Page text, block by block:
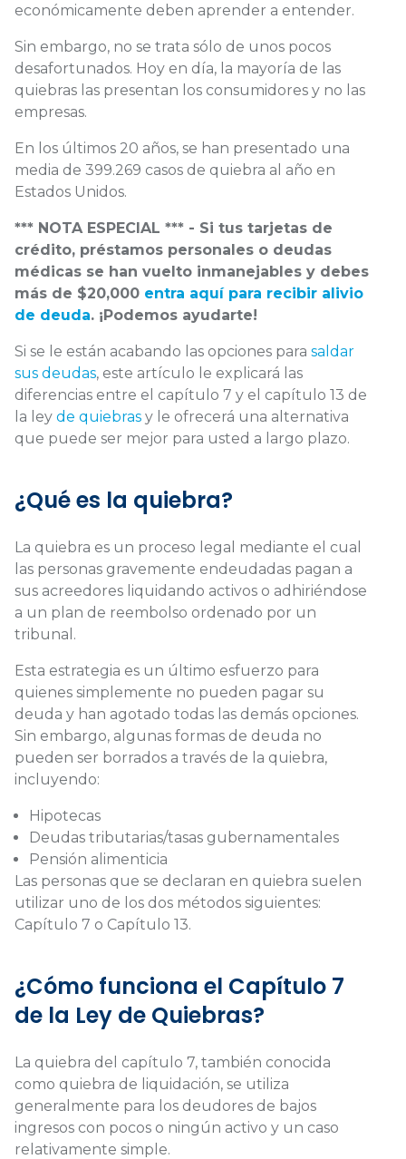
económicamente deben aprender a entender.
Sin embargo, no se trata sólo de unos pocos
desafortunados. Hoy en día, la mayoría de las
quiebras las presentan los consumidores y no las
empresas.
En los últimos 20 años, se han presentado una
media de 399.269 casos de quiebra al año en
Estados Unidos.
*** NOTA ESPECIAL *** - Si tus tarjetas de
crédito, préstamos personales o deudas
médicas se han vuelto inmanejables y debes
más de $20,000 entra aquí para recibir alivio
de deuda. ¡Podemos ayudarte!
Si se le están acabando las opciones para saldar
sus deudas, este artículo le explicará las
diferencias entre el capítulo 7 y el capítulo 13 de
la ley de quiebras y le ofrecerá una alternativa
que puede ser mejor para usted a largo plazo.
¿Qué es la quiebra?
La quiebra es un proceso legal mediante el cual
las personas gravemente endeudadas pagan a
sus acreedores liquidando activos o adhiriéndose
a un plan de reembolso ordenado por un
tribunal.
Esta estrategia es un último esfuerzo para
quienes simplemente no pueden pagar su
deuda y han agotado todas las demás opciones.
Sin embargo, algunas formas de deuda no
pueden ser borrados a través de la quiebra,
incluyendo:
Hipotecas
Deudas tributarias/tasas gubernamentales
Pensión alimenticia
Las personas que se declaran en quiebra suelen
utilizar uno de los dos métodos siguientes:
Capítulo 7 o Capítulo 13.
¿Cómo funciona el Capítulo 7
de la Ley de Quiebras?
La quiebra del capítulo 7, también conocida
como quiebra de liquidación, se utiliza
generalmente para los deudores de bajos
ingresos con pocos o ningún activo y un caso
relativamente simple.